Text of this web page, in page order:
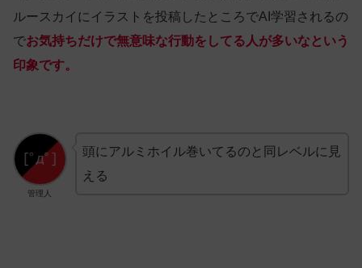
ルースカイにイラストを投稿したところでAI学習されるの
でお気持ちだけで無意味な行動をしてる人が多いなという
印象です。
管理人
頭にアルミホイル巻いてるのと同レベルに見
える